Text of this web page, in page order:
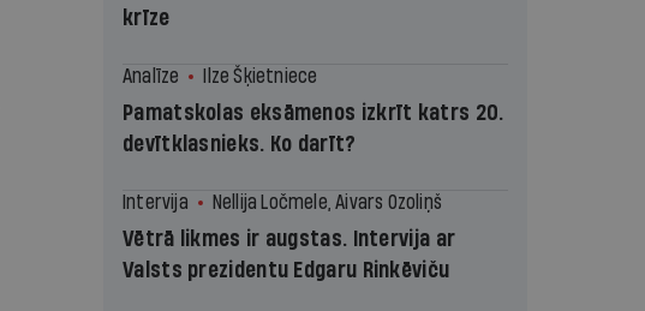
krīze
Analīze Ilze Šķietniece
Pamatskolas eksāmenos izkrīt katrs 20.
devītklasnieks. Ko darīt?
Intervija Nellija Ločmele, Aivars Ozoliņš
Vētrā likmes ir augstas. Intervija ar
Valsts prezidentu Edgaru Rinkēviču